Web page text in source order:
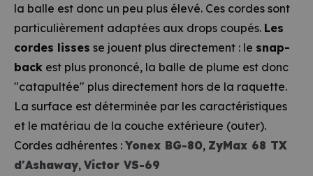
la balle est donc un peu plus élevé. Ces cordes sont
particulièrement adaptées aux drops coupés. Les
cordes lisses se jouent plus directement : le snap-
back est plus prononcé, la balle de plume est donc
"catapultée" plus directement hors de la raquette.
La surface est déterminée par les caractéristiques
et le matériau de la couche extérieure (outer).
Cordes adhérentes : Yonex BG-80, ZyMax 68 TX
d'Ashaway, Victor VS-69